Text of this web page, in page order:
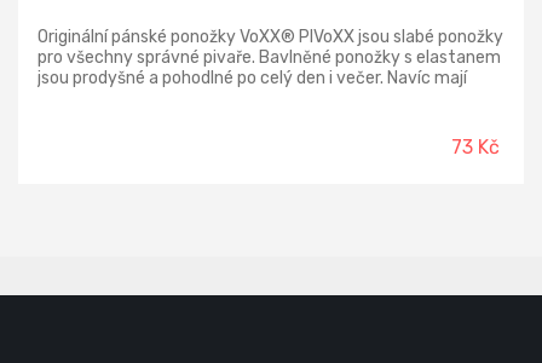
Originální pánské ponožky VoXX® PIVoXX jsou slabé ponožky
pro všechny správné pivaře. Bavlněné ponožky s elastanem
jsou prodyšné a pohodlné po celý den i večer. Navíc mají
ponožky jsou vhodné na celodenní nošení, ideálně do letních
zahrádek, restaurací a hospůdek, kde budete za tento
73 Kč